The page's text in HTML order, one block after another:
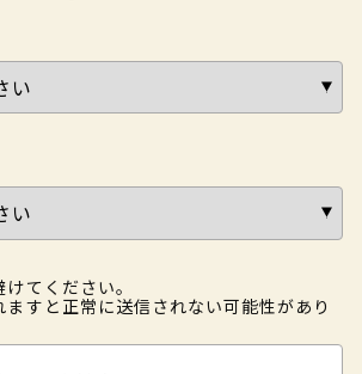
てください。
ますと正常に送信されない可能性があり